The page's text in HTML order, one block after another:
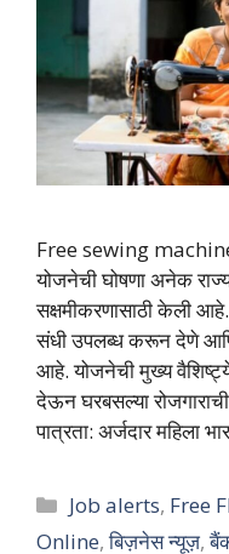
Free sewing machine:
योजनेची घोषणा अनेक
सक्षमीकरणासाठी केली आहे.
संधी उपलब्ध करून देणे आणि
आहे. योजनेची मुख्य
देऊन घरबसल्या
पात्रता: अर्जदार महिला
Categories
Job alerts, Free
Online,बिज़नेस न्यूज़,